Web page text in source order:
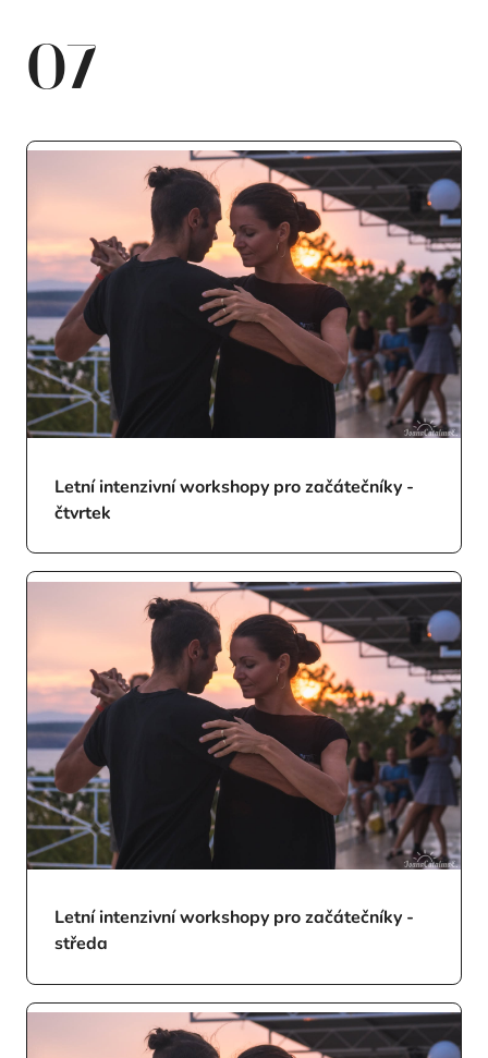
07
Letní intenzivní workshopy pro začátečníky -
čtvrtek
Letní intenzivní workshopy pro začátečníky -
středa